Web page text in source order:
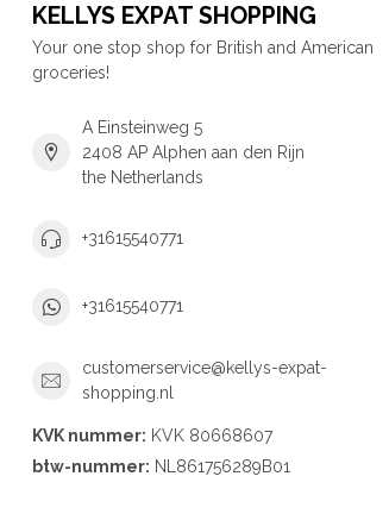
KELLYS EXPAT SHOPPING
Your one stop shop for British and American
groceries!
A Einsteinweg 5
2408 AP Alphen aan den Rijn
the Netherlands
+31615540771
+31615540771
customerservice@kellys-expat-
shopping.nl
KVK nummer: KVK 80668607
btw-nummer: NL861756289B01